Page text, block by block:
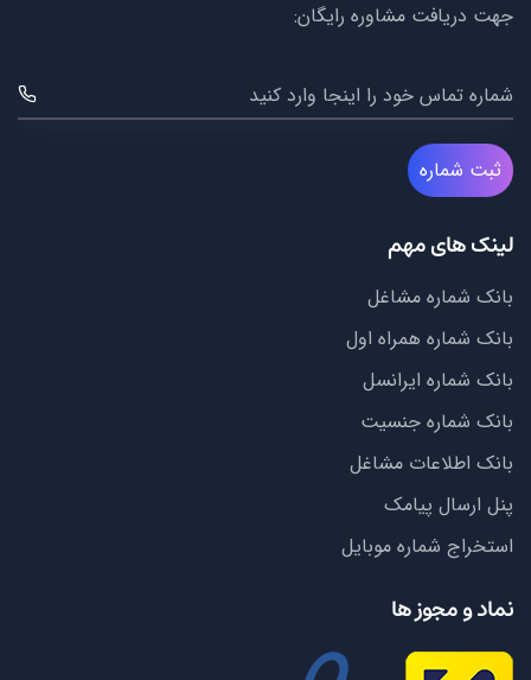
جهت دریافت مشاوره رایگان:
شماره تماس خود را اینجا وارد کنید
ثبت شماره
لینک های مهم
بانک شماره مشاغل
بانک شماره همراه اول
بانک شماره ایرانسل
بانک شماره جنسیت
بانک اطلاعات مشاغل
پنل ارسال پیامک
استخراج شماره موبایل
نماد و مجوز ها